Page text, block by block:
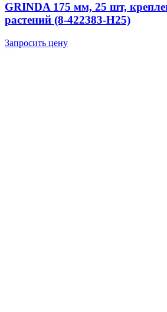
GRINDA 175 мм, 25 шт,
растений (8-422383-H25)
Запросить цену